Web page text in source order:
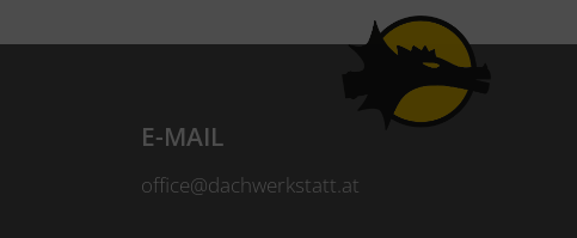
E-MAIL
office@dachwerkstatt.at